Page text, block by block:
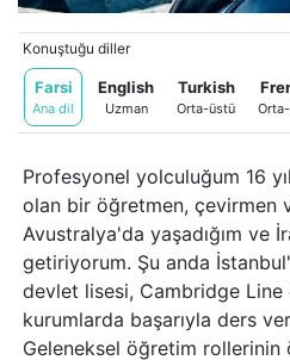
Konuştuğu diller
Farsi
Ana dil
English
Uzman
Turkish
Orta-üstü
Profesyonel yolculuğum 16
olan bir öğretmen, çevirmen
Avustralya'da yaşadığım ve
getiriyorum. Şu anda
devlet lisesi, Cambridge
kurumlarda başarıyla ders
Geleneksel öğretim rollerinin